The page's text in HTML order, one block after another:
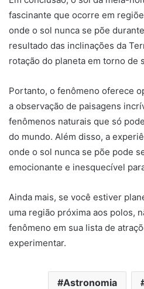
fascinante que ocorre em
onde o sol nunca se põe
resultado das inclinações da
rotação do planeta em torno de
Portanto, o fenômeno oferece
a observação de paisagens
fenômenos naturais que só
do mundo. Além disso, a
onde o sol nunca se põe pode
emocionante e inesquecível
Ainda mais, se você estiver
uma região próxima aos polos,
fenômeno em sua lista de
experimentar.
Astronomia